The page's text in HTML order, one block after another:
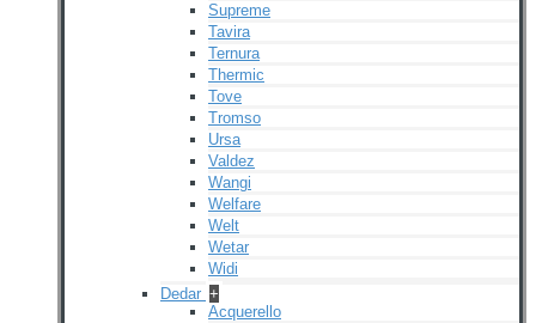
Supreme
Tavira
Ternura
Thermic
Tove
Tromso
Ursa
Valdez
Wangi
Welfare
Welt
Wetar
Widi
Dedar +
Acquerello